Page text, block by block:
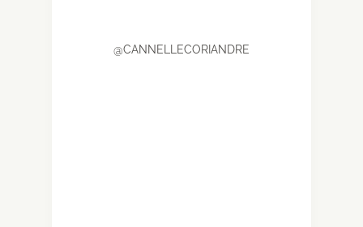
@CANNELLECORIANDRE